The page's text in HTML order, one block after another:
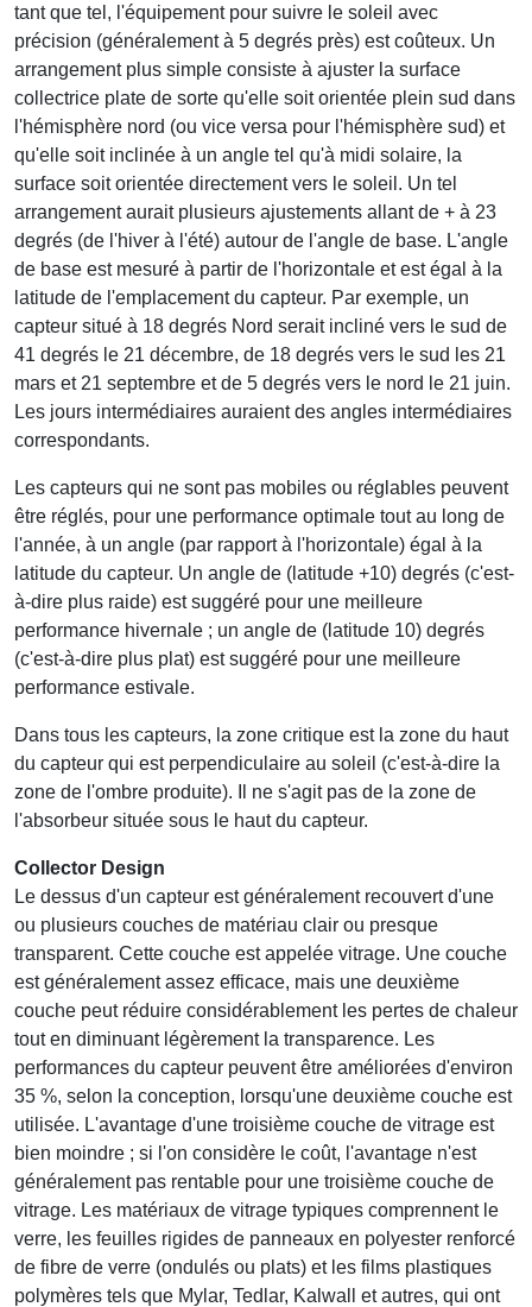
tant que tel, l'équipement pour suivre le soleil avec
précision (généralement à 5 degrés près) est coûteux. Un
arrangement plus simple consiste à ajuster la surface
collectrice plate de sorte qu'elle soit orientée plein sud dans
l'hémisphère nord (ou vice versa pour l'hémisphère sud) et
qu'elle soit inclinée à un angle tel qu'à midi solaire, la
surface soit orientée directement vers le soleil. Un tel
arrangement aurait plusieurs ajustements allant de + à 23
degrés (de l'hiver à l'été) autour de l'angle de base. L'angle
de base est mesuré à partir de l'horizontale et est égal à la
latitude de l'emplacement du capteur. Par exemple, un
capteur situé à 18 degrés Nord serait incliné vers le sud de
41 degrés le 21 décembre, de 18 degrés vers le sud les 21
mars et 21 septembre et de 5 degrés vers le nord le 21 juin.
Les jours intermédiaires auraient des angles intermédiaires
correspondants.
Les capteurs qui ne sont pas mobiles ou réglables peuvent
être réglés, pour une performance optimale tout au long de
l'année, à un angle (par rapport à l'horizontale) égal à la
latitude du capteur. Un angle de (latitude +10) degrés (c'est-
à-dire plus raide) est suggéré pour une meilleure
performance hivernale ; un angle de (latitude 10) degrés
(c'est-à-dire plus plat) est suggéré pour une meilleure
performance estivale.
Dans tous les capteurs, la zone critique est la zone du haut
du capteur qui est perpendiculaire au soleil (c'est-à-dire la
zone de l'ombre produite). Il ne s'agit pas de la zone de
l'absorbeur située sous le haut du capteur.
Collector Design
Le dessus d'un capteur est généralement recouvert d'une
ou plusieurs couches de matériau clair ou presque
transparent. Cette couche est appelée vitrage. Une couche
est généralement assez efficace, mais une deuxième
couche peut réduire considérablement les pertes de chaleur
tout en diminuant légèrement la transparence. Les
performances du capteur peuvent être améliorées d'environ
35 %, selon la conception, lorsqu'une deuxième couche est
utilisée. L'avantage d'une troisième couche de vitrage est
bien moindre ; si l'on considère le coût, l'avantage n'est
généralement pas rentable pour une troisième couche de
vitrage. Les matériaux de vitrage typiques comprennent le
verre, les feuilles rigides de panneaux en polyester renforcé
de fibre de verre (ondulés ou plats) et les films plastiques
polymères tels que Mylar, Tedlar, Kalwall et autres, qui ont